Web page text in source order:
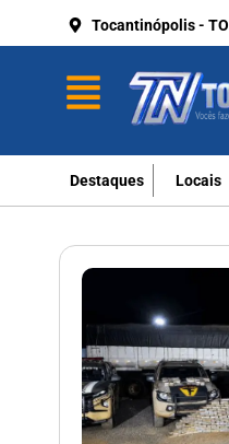
Tocantinópolis - TO
Destaques Locais